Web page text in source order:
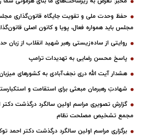
حفظ وحدت ملی و تقویت جایگاه قانون‌گذاری
مجلس باید همواره فعال، پویا و کانون اصلی
روایتی از ساده‌زیستی رهبر شهید انقلاب از زبان
پاسخ محسن رضایی به تهدیدات ترامپ
هشدار آیت الله دری نجف‌آبادی به کشورهای
شهادتِ رهبرمان مبعثی برای استقامت و
گزارش تصویری مراسم اولین سالگرد درگذشت
مجمع تشخیص مصلحت نظام
برگزاری مراسم اولین سالگرد درگذشت دکتر احمد